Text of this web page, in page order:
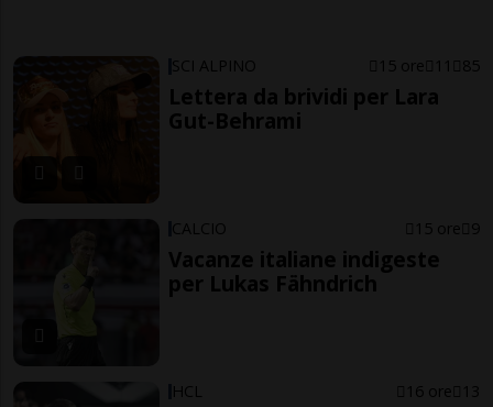
SCI ALPINO 15 ore 11 85
Lettera da brividi per Lara
Gut-Behrami
CALCIO 15 ore 9
Vacanze italiane indigeste
per Lukas Fähndrich
HCL 16 ore 13